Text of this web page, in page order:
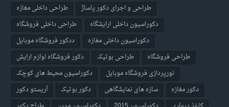
طراحی داخلی مغازه
طراحی و اجرای دکور پاساژ
طراحی داخلی فروشگاه
دکوراسیون داخلی ارایشگاه
ددکور فروشگاه موبایل
دکوراسیون داخلی مغازه
دکور فروشگاه لوازم ارایش
طراحی بوتیک
طراحی فروشگاه
دکوراسیون محیط های کوچک
نورپردازی فروشگاه موبایل
آریستو دکور
دکور بوتیک سازه های نمایشگاهی
دکور مغازه